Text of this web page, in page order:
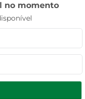
no momento